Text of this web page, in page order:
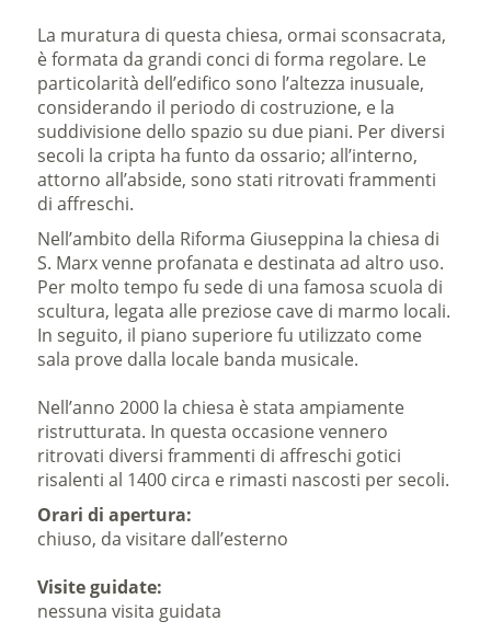
La muratura di questa chiesa, ormai sconsacrata,
è formata da grandi conci di forma regolare. Le
particolarità dell’edifico sono l’altezza inusuale,
considerando il periodo di costruzione, e la
suddivisione dello spazio su due piani. Per diversi
secoli la cripta ha funto da ossario; all’interno,
attorno all’abside, sono stati ritrovati frammenti
di affreschi.
Nell’ambito della Riforma Giuseppina la chiesa di
S. Marx venne profanata e destinata ad altro uso.
Per molto tempo fu sede di una famosa scuola di
scultura, legata alle preziose cave di marmo locali.
In seguito, il piano superiore fu utilizzato come
sala prove dalla locale banda musicale.
Nell’anno 2000 la chiesa è stata ampiamente
ristrutturata. In questa occasione vennero
ritrovati diversi frammenti di affreschi gotici
risalenti al 1400 circa e rimasti nascosti per secoli.
Orari di apertura:
chiuso, da visitare dall’esterno
Visite guidate:
nessuna visita guidata